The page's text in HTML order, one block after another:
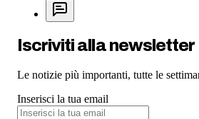
Iscriviti alla newsletter
Le notizie più importanti, tutte le
Inserisci la tua email